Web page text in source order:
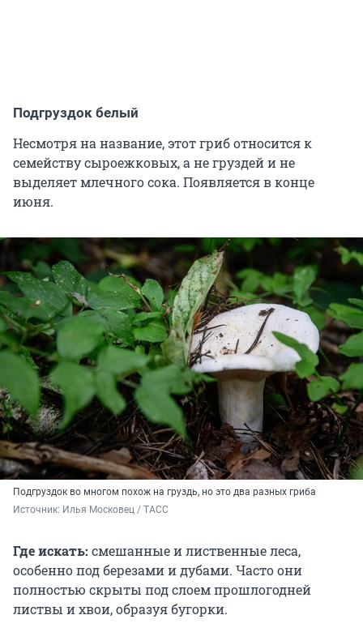
Подгруздок белый
Несмотря на название, этот гриб относится к
семейству сыроежковых, а не груздей и не
выделяет млечного сока. Появляется в конце
июня.
Подгруздок во многом похож на груздь, но это два разных гриба
Источник: Илья Московец / ТАСС
Где искать: смешанные и лиственные леса,
особенно под березами и дубами. Часто они
полностью скрыты под слоем прошлогодней
листвы и хвои, образуя бугорки.